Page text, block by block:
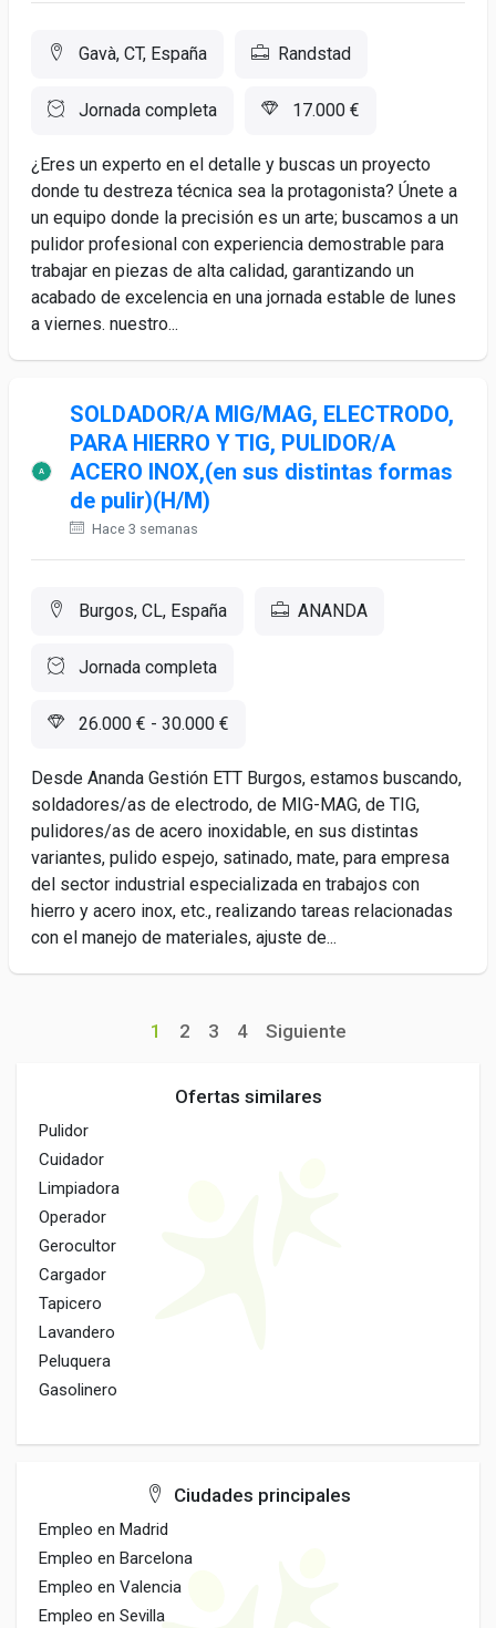
Gavà, CT, España Randstad
Jornada completa 17.000 €
¿Eres un experto en el detalle y buscas un proyecto
donde tu destreza técnica sea la protagonista? Únete a
un equipo donde la precisión es un arte; buscamos a un
pulidor profesional con experiencia demostrable para
trabajar en piezas de alta calidad, garantizando un
acabado de excelencia en una jornada estable de lunes
a viernes. nuestro...
SOLDADOR/A MIG/MAG, ELECTRODO,
PARA HIERRO Y TIG, PULIDOR/A
ACERO INOX,(en sus distintas formas
de pulir)(H/M)
Hace 3 semanas
Burgos, CL, España ANANDA
Jornada completa
26.000 € - 30.000 €
Desde Ananda Gestión ETT Burgos, estamos buscando,
soldadores/as de electrodo, de MIG-MAG, de TIG,
pulidores/as de acero inoxidable, en sus distintas
variantes, pulido espejo, satinado, mate, para empresa
del sector industrial especializada en trabajos con
hierro y acero inox, etc., realizando tareas relacionadas
con el manejo de materiales, ajuste de...
1 2 3 4 Siguiente
Ofertas similares
Pulidor
Cuidador
Limpiadora
Operador
Gerocultor
Cargador
Tapicero
Lavandero
Peluquera
Gasolinero
Ciudades principales
Empleo en Madrid
Empleo en Barcelona
Empleo en Valencia
Empleo en Sevilla